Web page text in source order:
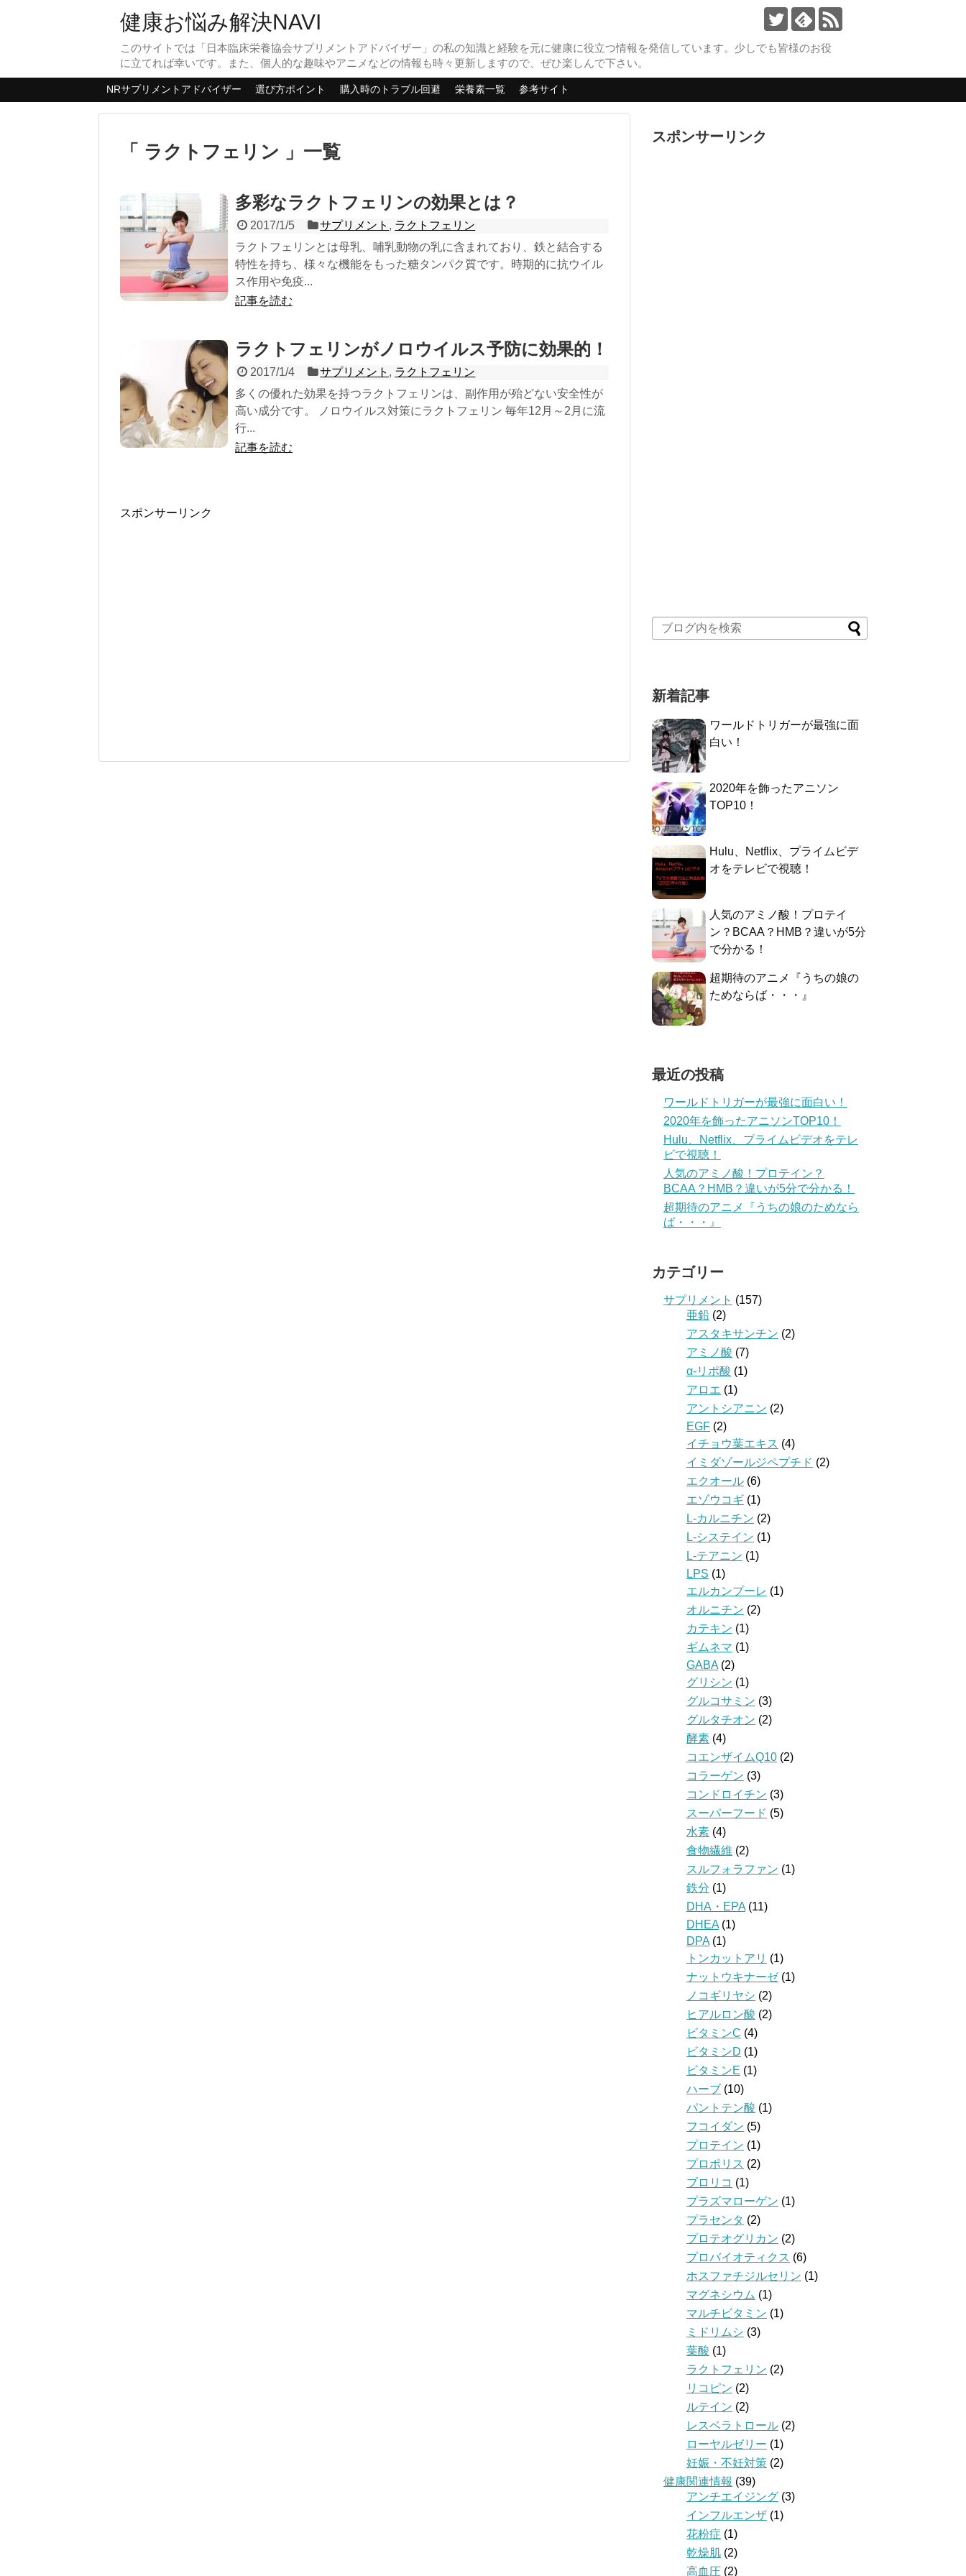
健康お悩み解決NAVI
このサイトでは「日本臨床栄養協会サプリメントアドバイザー」の私の知識と経験を元に健康に役立つ情報を発信しています。少しでも皆様のお役
に立てれば幸いです。また、個人的な趣味やアニメなどの情報も時々更新しますので、ぜひ楽しんで下さい。
NRサプリメントアドバイザー 選び方ポイント 購入時のトラブル回避 栄養素一覧 参考サイト
「 ラクトフェリン 」一覧
多彩なラクトフェリンの効果とは？
2017/1/5 サプリメント , ラクトフェリン
ラクトフェリンとは母乳、哺乳動物の乳に含まれており、鉄と結合する
特性を持ち、様々な機能をもった糖タンパク質です。時期的に抗ウイル
ス作用や免疫...
記事を読む
ラクトフェリンがノロウイルス予防に効果的！
2017/1/4 サプリメント , ラクトフェリン
多くの優れた効果を持つラクトフェリンは、副作用が殆どない安全性が
高い成分です。 ノロウイルス対策にラクトフェリン 毎年12月～2月に流
行...
記事を読む
スポンサーリンク
スポンサーリンク
新着記事
ワールドトリガーが最強に面
白い！
2020年を飾ったアニソン
TOP10！
Hulu、Netflix、プライムビデ
オをテレビで視聴！
人気のアミノ酸！プロテイ
ン？BCAA？HMB？違いが5分
で分かる！
超期待のアニメ『うちの娘の
ためならば・・・』
最近の投稿
ワールドトリガーが最強に面白い！
2020年を飾ったアニソンTOP10！
Hulu、Netflix、プライムビデオをテレ
ビで視聴！
人気のアミノ酸！プロテイン？
BCAA？HMB？違いが5分で分かる！
超期待のアニメ『うちの娘のためなら
ば・・・』
カテゴリー
サプリメント (157)
亜鉛 (2)
アスタキサンチン (2)
アミノ酸 (7)
α-リポ酸 (1)
アロエ (1)
アントシアニン (2)
EGF (2)
イチョウ葉エキス (4)
イミダゾールジペプチド (2)
エクオール (6)
エゾウコギ (1)
L-カルニチン (2)
L-システイン (1)
L-テアニン (1)
LPS (1)
エルカンプーレ (1)
オルニチン (2)
カテキン (1)
ギムネマ (1)
GABA (2)
グリシン (1)
グルコサミン (3)
グルタチオン (2)
酵素 (4)
コエンザイムQ10 (2)
コラーゲン (3)
コンドロイチン (3)
スーパーフード (5)
水素 (4)
食物繊維 (2)
スルフォラファン (1)
鉄分 (1)
DHA・EPA (11)
DHEA (1)
DPA (1)
トンカットアリ (1)
ナットウキナーゼ(1)
ノコギリヤシ (2)
ヒアルロン酸 (2)
ビタミンC (4)
ビタミンD (1)
ビタミンE (1)
ハーブ (10)
パントテン酸 (1)
フコイダン (5)
プロテイン (1)
プロポリス (2)
ブロリコ (1)
プラズマローゲン (1)
プラセンタ (2)
プロテオグリカン (2)
プロバイオティクス (6)
ホスファチジルセリン (1)
マグネシウム (1)
マルチビタミン (1)
ミドリムシ (3)
葉酸 (1)
ラクトフェリン (2)
リコピン (2)
ルテイン (2)
レスベラトロール (2)
ローヤルゼリー (1)
妊娠・不妊対策 (2)
健康関連情報 (39)
アンチエイジング (3)
インフルエンザ (1)
花粉症 (1)
乾燥肌 (2)
高血圧 (2)